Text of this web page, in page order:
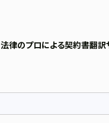
法律のプロによる契約書翻訳